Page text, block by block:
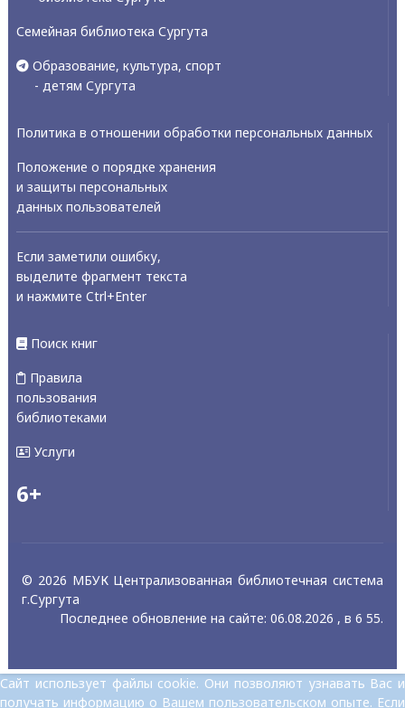
Семейная библиотека Сургута
Образование, культура, спорт
- детям Сургута
Политика в отношении обработки персональных данных
Положение о порядке хранения
и защиты персональных
данных пользователей
Если заметили ошибку,
выделите фрагмент текста
и нажмите Ctrl+Enter
Поиск книг
Правила
пользования
библиотеками
Услуги
6+
© 2026 МБУК Централизованная библиотечная система
г.Сургута
Последнее обновление на сайте: 06.08.2026 , в 6 55.
Сайт использует файлы cookie. Они позволяют узнавать Вас и
получать информацию о Вашем пользовательском опыте. Если